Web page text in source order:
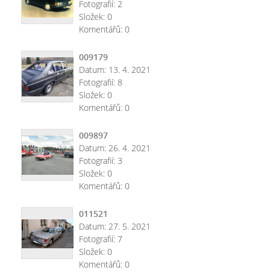
Fotografií: 2
Složek: 0
Komentářů: 0
009179
Datum: 13. 4. 2021
Fotografií: 8
Složek: 0
Komentářů: 0
009897
Datum: 26. 4. 2021
Fotografií: 3
Složek: 0
Komentářů: 0
011521
Datum: 27. 5. 2021
Fotografií: 7
Složek: 0
Komentářů: 0